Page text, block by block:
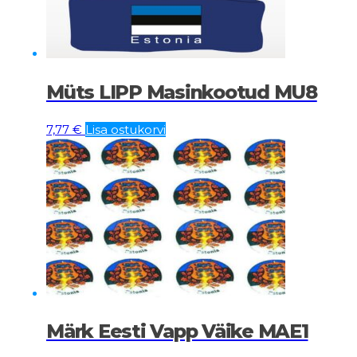
Müts LIPP Masinkootud MU8
7,77 € Lisa ostukorvi
Märk Eesti Vapp Väike MAE1